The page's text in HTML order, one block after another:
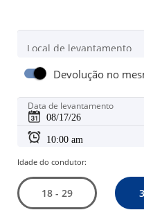
Local de levantamento
Devolução no
Data de levantamento
Idade do condutor:
18 - 29